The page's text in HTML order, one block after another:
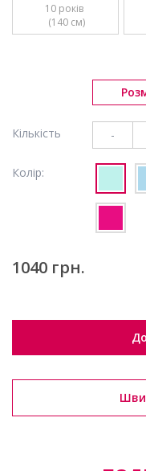
10 років
(140 см)
Кількість -
Колір:
1040 грн.